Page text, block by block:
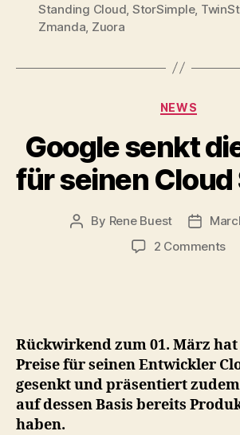
Standing Cloud StorSimple,
Zmanda Zuora
Categories
NEWS
Google senkt
für seinen Cloud
Post
By Rene Buest
Post
date
2 Commentson
Rückwirkend zum 01. März hat
Preise für seinen Entwickler
gesenkt und präsentiert
auf dessen Basis bereits
haben.